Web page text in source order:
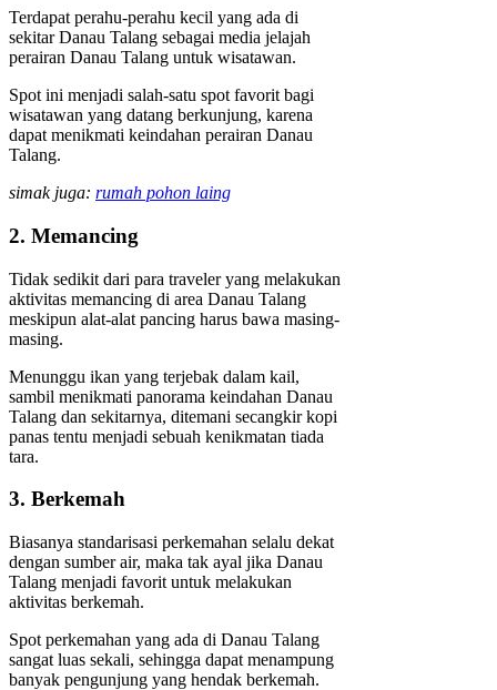
Terdapat perahu-perahu kecil yang ada di
sekitar Danau Talang sebagai media jelajah
perairan Danau Talang untuk wisatawan.
Spot ini menjadi salah-satu spot favorit bagi
wisatawan yang datang berkunjung, karena
dapat menikmati keindahan perairan Danau
Talang.
simak juga: rumah pohon laing
2. Memancing
Tidak sedikit dari para traveler yang melakukan
aktivitas memancing di area Danau Talang
meskipun alat-alat pancing harus bawa masing-
masing.
Menunggu ikan yang terjebak dalam kail,
sambil menikmati panorama keindahan Danau
Talang dan sekitarnya, ditemani secangkir kopi
panas tentu menjadi sebuah kenikmatan tiada
tara.
3. Berkemah
Biasanya standarisasi perkemahan selalu dekat
dengan sumber air, maka tak ayal jika Danau
Talang menjadi favorit untuk melakukan
aktivitas berkemah.
Spot perkemahan yang ada di Danau Talang
sangat luas sekali, sehingga dapat menampung
banyak pengunjung yang hendak berkemah.